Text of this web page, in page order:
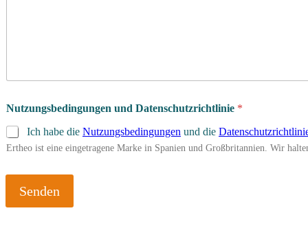
Nutzungsbedingungen und Datenschutzrichtlinie *
Ich habe die Nutzungsbedingungen und die
Ertheo ist eine eingetragene Marke in Spanien und Großbritannien. Wir
Senden